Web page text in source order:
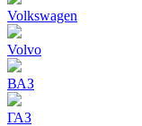
Volkswagen
Volvo
ВАЗ
ГАЗ